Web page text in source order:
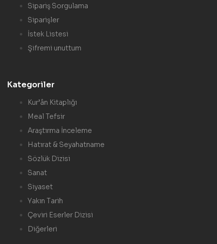
Sipariş Sorgulama
Siparişler
İstek Listesi
Şifremi unuttum
Kategoriler
Kur’ân Kitaplığı
Meal Tefsir
Araştırma İnceleme
Hatırat & Seyahatname
Sözlük Dizisi
Sanat
Siyaset
Yakın Tarih
Çeviri Eserler Dizisi
Diğerleri